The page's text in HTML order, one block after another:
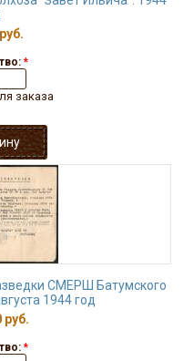
*
заказа
СМЕРШ Батумского
1944 год
руб.
*